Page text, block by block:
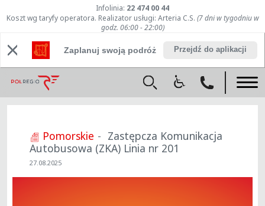
Infolinia: 22 474 00 44
Koszt wg taryfy operatora. Realizator usługi: Arteria C.S. (7 dni w tygodniu w
godz. 06:00 - 22:00)
Zaplanuj swoją podróż Przejdź do aplikacji
Pomorskie
Zastępcza Komunikacja
Autobusowa (ZKA) Linia nr 201
27.08.2025